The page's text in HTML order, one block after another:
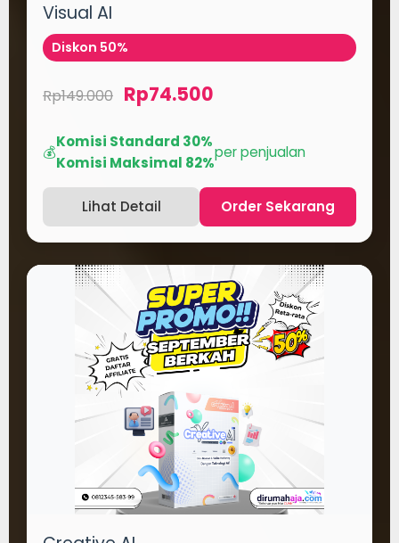
Visual AI
Diskon 50%
Rp149.000 Rp74.500
💰
Komisi Standard 30%
Komisi Maksimal 82%
per penjualan
Lihat Detail Order Sekarang